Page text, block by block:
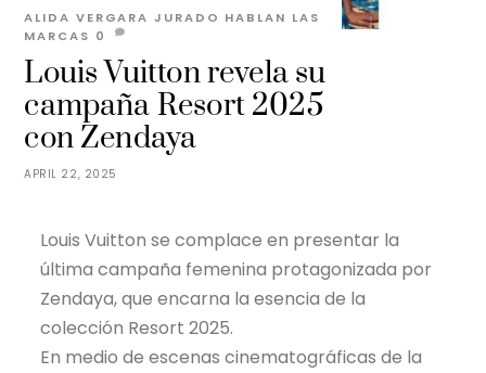
APRIL 22, 2025
Louis Vuitton revela su
campaña Resort 2025
con Zendaya
ALIDA VERGARA JURADO HABLAN LAS
MARCAS 0
Louis Vuitton se complace en presentar la
última campaña femenina protagonizada por
Zendaya, que encarna la esencia de la
colección Resort 2025.
En medio de escenas cinematográficas de la